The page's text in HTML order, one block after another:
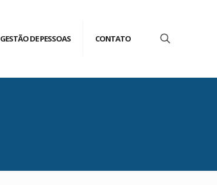
GESTÃO DE PESSOAS CONTATO